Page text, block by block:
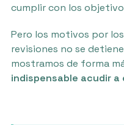
cumplir con los
Pero los motivos por
revisiones no se
mostramos de forma
indispensable acudir